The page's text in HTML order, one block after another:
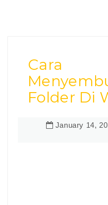
Cara
Folder Di
January 14,